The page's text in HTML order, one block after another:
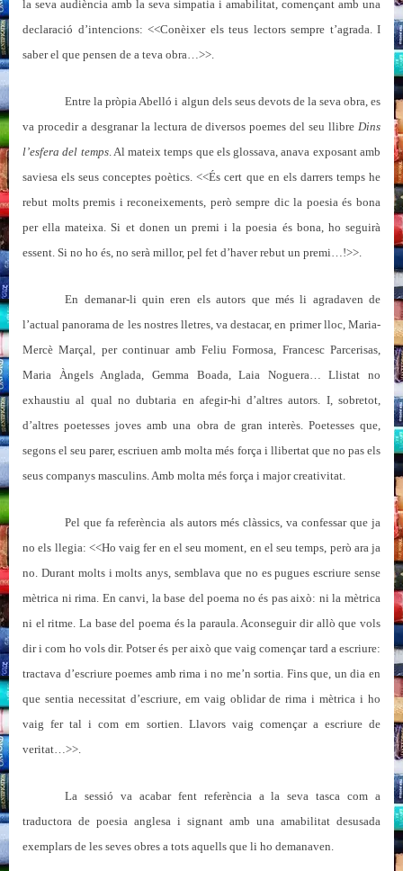
la seva audiència amb la seva simpatia i amabilitat, començant amb una
declaració d’intencions: <<Conèixer els teus lectors sempre t’agrada. I
saber el que pensen de a teva obra…>>.
Entre la pròpia Abelló i algun dels seus devots de la seva obra, es
va procedir a desgranar la lectura de diversos poemes del seu llibre Dins
l’esfera del temps. Al mateix temps que els glossava, anava exposant amb
saviesa els seus conceptes poètics. <<És cert que en els darrers temps he
rebut molts premis i reconeixements, però sempre dic la poesia és bona
per ella mateixa. Si et donen un premi i la poesia és bona, ho seguirà
essent. Si no ho és, no serà millor, pel fet d’haver rebut un premi…!>>.
En demanar-li quin eren els autors que més li agradaven de
l’actual panorama de les nostres lletres, va destacar, en primer lloc, Maria-
Mercè Marçal, per continuar amb Feliu Formosa, Francesc Parcerisas,
Maria Àngels Anglada, Gemma Boada, Laia Noguera… Llistat no
exhaustiu al qual no dubtaria en afegir-hi d’altres autors. I, sobretot,
d’altres poetesses joves amb una obra de gran interès. Poetesses que,
segons el seu parer, escriuen amb molta més força i llibertat que no pas els
seus companys masculins. Amb molta més força i major creativitat.
Pel que fa referència als autors més clàssics, va confessar que ja
no els llegia: <<Ho vaig fer en el seu moment, en el seu temps, però ara ja
no. Durant molts i molts anys, semblava que no es pugues escriure sense
mètrica ni rima. En canvi, la base del poema no és pas això: ni la mètrica
ni el ritme. La base del poema és la paraula. Aconseguir dir allò que vols
dir i com ho vols dir. Potser és per això que vaig començar tard a escriure:
tractava d’escriure poemes amb rima i no me’n sortia. Fins que, un dia en
que sentia necessitat d’escriure, em vaig oblidar de rima i mètrica i ho
vaig fer tal i com em sortien. Llavors vaig començar a escriure de
veritat…>>.
La sessió va acabar fent referència a la seva tasca com a
traductora de poesia anglesa i signant amb una amabilitat desusada
exemplars de les seves obres a tots aquells que li ho demanaven.